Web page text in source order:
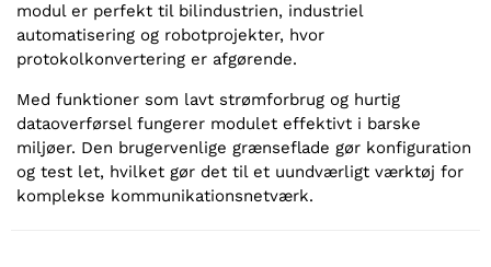
modul er perfekt til bilindustrien, industriel
automatisering og robotprojekter, hvor
protokolkonvertering er afgørende.
Med funktioner som lavt strømforbrug og hurtig
dataoverførsel fungerer modulet effektivt i barske
miljøer. Den brugervenlige grænseflade gør konfiguration
og test let, hvilket gør det til et uundværligt værktøj for
komplekse kommunikationsnetværk.